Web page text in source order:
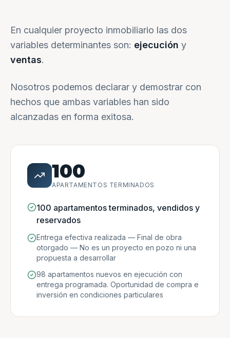
En cualquier proyecto inmobiliario las dos
variables determinantes son: ejecución y
ventas.
Nosotros podemos declarar y demostrar con
hechos que ambas variables han sido
alcanzadas en forma exitosa.
100
APARTAMENTOS TERMINADOS
100 apartamentos terminados, vendidos y
reservados
Entrega efectiva realizada — Final de obra
otorgado — No es un proyecto en pozo ni una
propuesta a desarrollar
98 apartamentos nuevos en ejecución con
entrega programada. Oportunidad de compra e
inversión en condiciones particulares